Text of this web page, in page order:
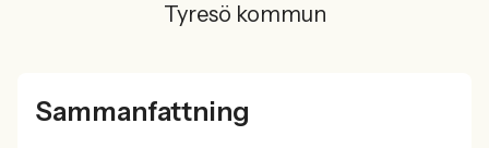
Tyresö kommun
Sammanfattning